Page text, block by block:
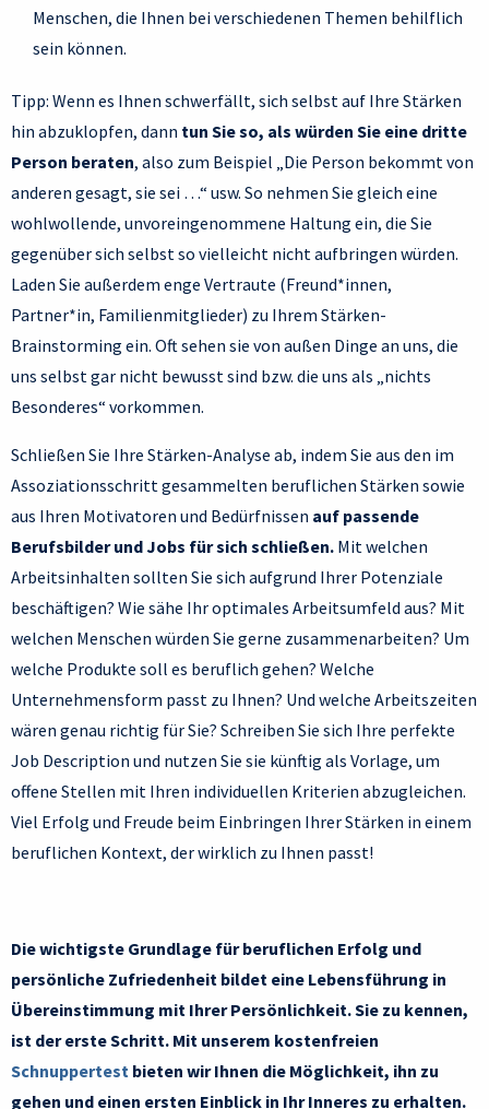
Menschen, die Ihnen bei verschiedenen Themen behilflich
sein können.
Tipp: Wenn es Ihnen schwerfällt, sich selbst auf Ihre Stärken
hin abzuklopfen, dann tun Sie so, als würden Sie eine dritte
Person beraten, also zum Beispiel „Die Person bekommt von
anderen gesagt, sie sei …“ usw. So nehmen Sie gleich eine
wohlwollende, unvoreingenommene Haltung ein, die Sie
gegenüber sich selbst so vielleicht nicht aufbringen würden.
Laden Sie außerdem enge Vertraute (Freund*innen,
Partner*in, Familienmitglieder) zu Ihrem Stärken-
Brainstorming ein. Oft sehen sie von außen Dinge an uns, die
uns selbst gar nicht bewusst sind bzw. die uns als „nichts
Besonderes“ vorkommen.
Schließen Sie Ihre Stärken-Analyse ab, indem Sie aus den im
Assoziationsschritt gesammelten beruflichen Stärken sowie
aus Ihren Motivatoren und Bedürfnissen auf passende
Berufsbilder und Jobs für sich schließen. Mit welchen
Arbeitsinhalten sollten Sie sich aufgrund Ihrer Potenziale
beschäftigen? Wie sähe Ihr optimales Arbeitsumfeld aus? Mit
welchen Menschen würden Sie gerne zusammenarbeiten? Um
welche Produkte soll es beruflich gehen? Welche
Unternehmensform passt zu Ihnen? Und welche Arbeitszeiten
wären genau richtig für Sie? Schreiben Sie sich Ihre perfekte
Job Description und nutzen Sie sie künftig als Vorlage, um
offene Stellen mit Ihren individuellen Kriterien abzugleichen.
Viel Erfolg und Freude beim Einbringen Ihrer Stärken in einem
beruflichen Kontext, der wirklich zu Ihnen passt!
Die wichtigste Grundlage für beruflichen Erfolg und
persönliche Zufriedenheit bildet eine Lebensführung in
Übereinstimmung mit Ihrer Persönlichkeit. Sie zu kennen,
ist der erste Schritt. Mit unserem kostenfreien
Schnuppertest bieten wir Ihnen die Möglichkeit, ihn zu
gehen und einen ersten Einblick in Ihr Inneres zu erhalten.